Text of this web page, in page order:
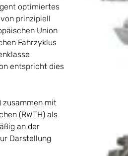
optimiertes
prinzipiell
Union
Fahrzyklus
entspricht dies
zusammen mit
(RWTH) als
an der
Darstellung